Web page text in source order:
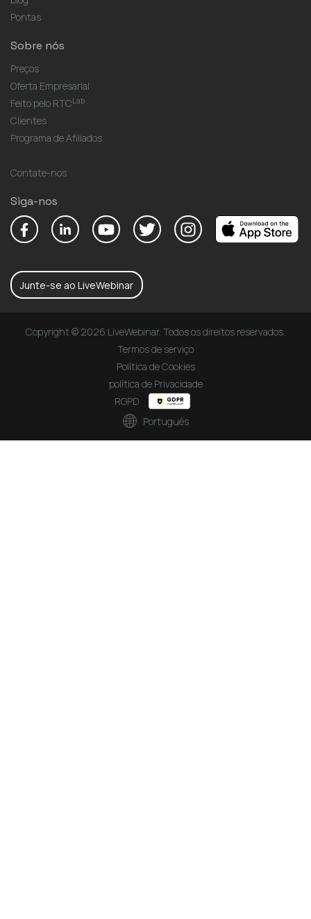
Pontas
Sobre nós
Preços
Oferta Empresarial
Feito pelo RTCLab
Clientes
Programa de Afiliados
Contate-nos
Siga-nos
Junte-se ao LiveWebinar
Copyright © 2026 LiveWebinar. Todos os direitos reservados.
Termos de serviço
Política de Cookies
política de Privacidade
RGPD
Português